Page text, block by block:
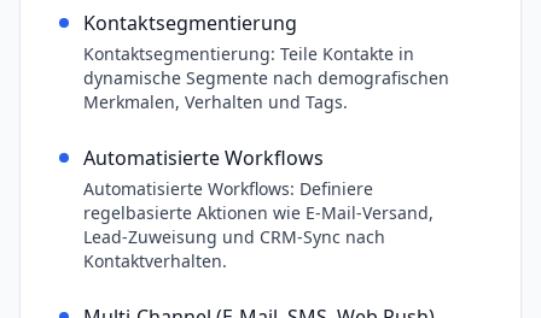
Kontaktsegmentierung
Kontaktsegmentierung: Teile Kontakte in
dynamische Segmente nach demografischen
Merkmalen, Verhalten und Tags.
Automatisierte Workflows
Automatisierte Workflows: Definiere
regelbasierte Aktionen wie E-Mail-Versand,
Lead-Zuweisung und CRM-Sync nach
Kontaktverhalten.